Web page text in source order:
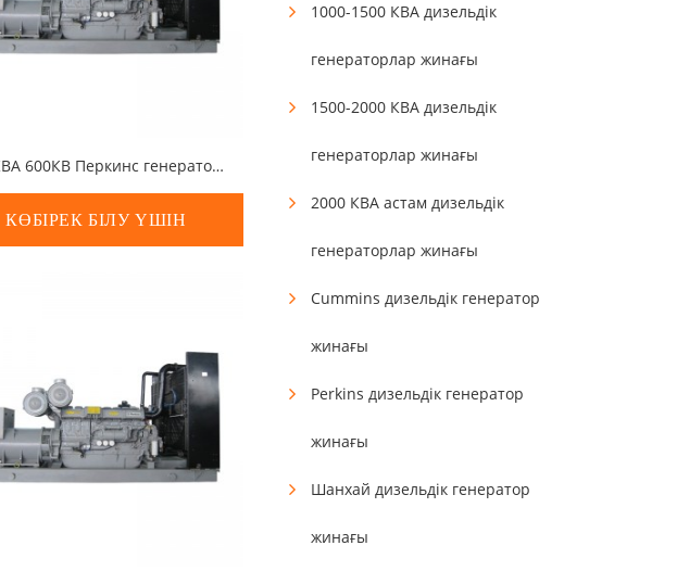
1000-1500 КВА дизельдік
генераторлар жинағы
1500-2000 КВА дизельдік
генераторлар жинағы
2000 КВА астам дизельдік
генераторлар жинағы
Cummins дизельдік генератор
жинағы
Perkins дизельдік генератор
жинағы
Шанхай дизельдік генератор
жинағы
750КВА 600КВ Перкинс генераторы
КӨБІРЕК БІЛУ ҮШІН